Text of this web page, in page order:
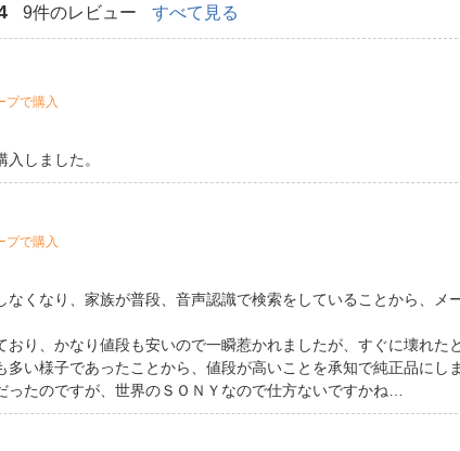
9件のレビュー すべて見る
プで購入
しました。
プで購入
なくなり、家族が普段、音声認識で検索をしていることから、メ
おり、かなり値段も安いので一瞬惹かれましたが、すぐに壊れた
い様子であったことから、値段が高いことを承知で純正品にしま
ったのですが、世界のＳＯＮＹなので仕方ないですかね…